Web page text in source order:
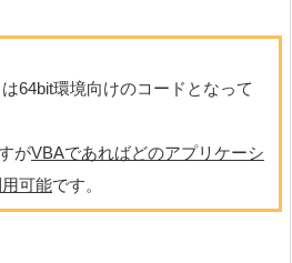
64bit環境向けのコードとなって
がVBAであればどのアプリケーシ
可能です。